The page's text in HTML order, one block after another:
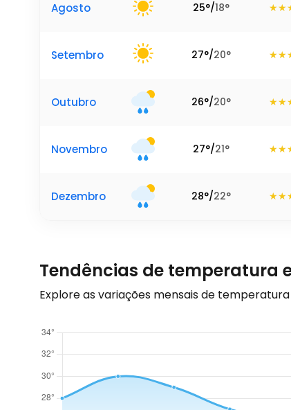
Agosto 25°/18°
Setembro 27°/20°
Outubro 26°/20°
Novembro 27°/21°
Dezembro 28°/22°
Tendências de temperatura
Explore as variações mensais de